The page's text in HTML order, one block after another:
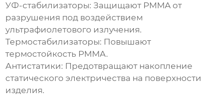
УФ-стабилизаторы: Защищают PMMA от
разрушения под воздействием
ультрафиолетового излучения.
Термостабилизаторы: Повышают
термостойкость PMMA.
Антистатики: Предотвращают накопление
статического электричества на поверхности
изделия.